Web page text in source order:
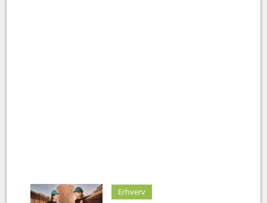
Erhverv